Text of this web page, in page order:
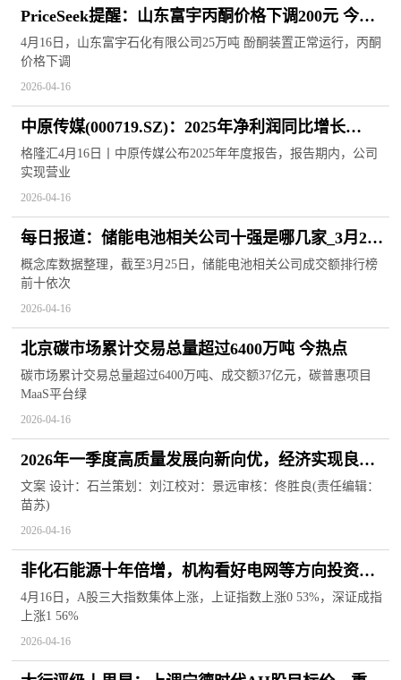
PriceSeek提醒：山东富宇丙酮价格下调200元 今日
快看
4月16日，山东富宇石化有限公司25万吨 酚酮装置正常运行，丙酮
价格下调
2026-04-16
中原传媒(000719.SZ)：2025年净利润同比增长
33.57% 拟10股派6.6元|今日热搜
格隆汇4月16日丨中原传媒公布2025年年度报告，报告期内，公司
实现营业
2026-04-16
每日报道：储能电池相关公司十强是哪几家_3月25
日成交额排行榜
概念库数据整理，截至3月25日，储能电池相关公司成交额排行榜
前十依次
2026-04-16
北京碳市场累计交易总量超过6400万吨 今热点
碳市场累计交易总量超过6400万吨、成交额37亿元，碳普惠项目
MaaS平台绿
2026-04-16
2026年一季度高质量发展向新向优，经济实现良好
开局！一图速览→
文案 设计：石兰策划：刘江校对：景远审核：佟胜良(责任编辑：
苗苏)
2026-04-16
非化石能源十年倍增，机构看好电网等方向投资机
会，电网设备ETF华夏（159326）全市场电网含量
最高|每日焦点
4月16日，A股三大指数集体上涨，上证指数上涨0 53%，深证成指
上涨1 56%
2026-04-16